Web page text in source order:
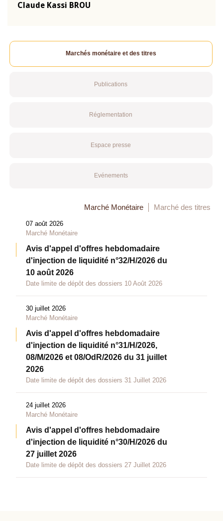
Claude Kassi BROU
Marchés monétaire et des titres
Publications
Réglementation
Espace presse
Evénements
Marché Monétaire Marché des titres
07 août 2026
Marché Monétaire
Avis d'appel d'offres hebdomadaire
d'injection de liquidité n°32/H/2026 du
10 août 2026
Date limite de dépôt des dossiers 10 Août 2026
30 juillet 2026
Marché Monétaire
Avis d'appel d'offres hebdomadaire
d'injection de liquidité n°31/H/2026,
08/M/2026 et 08/OdR/2026 du 31 juillet
2026
Date limite de dépôt des dossiers 31 Juillet 2026
24 juillet 2026
Marché Monétaire
Avis d'appel d'offres hebdomadaire
d'injection de liquidité n°30/H/2026 du
27 juillet 2026
Date limite de dépôt des dossiers 27 Juillet 2026